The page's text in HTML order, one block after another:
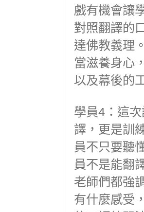
戲有機會讓
對照翻譯的
達佛教義理
當滋養身心
以及幕後的
學員4：這
譯，更是訓
員不只要聽
員不是能翻
老師們都強
有什麼感受